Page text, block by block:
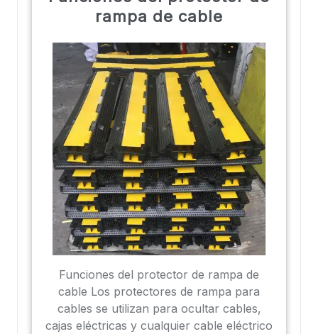
rampa de cable
Funciones del protector de rampa de
cable Los protectores de rampa para
cables se utilizan para ocultar cables,
cajas eléctricas y cualquier cable eléctrico